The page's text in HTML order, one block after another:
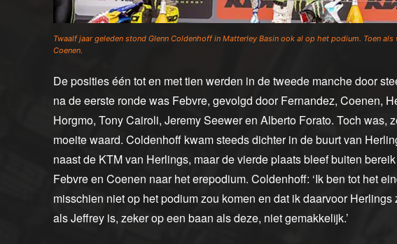
Twaalf jaar geleden stond Glenn Coldenhoff in Matterley Basin ook al op het podium. Toen als
Coenen.
De posities één tot en met tien werden in de tweede manche door
na de eerste ronde was Febvre, gevolgd door Fernandez, Coenen,
Horgmo, Tony Cairoli, Jeremy Seewer en Alberto Forato. Toch was,
moeite waard. Coldenhoff kwam steeds dichter in de buurt van
naast de KTM van Herlings, maar de vierde plaats bleef buiten
Febvre en Coenen naar het erepodium. Coldenhoff: ‘Ik ben tot het
misschien niet op het podium zou komen en dat ik daarvoor
als Jeffrey is, zeker op een baan als deze, niet gemakkelijk.’